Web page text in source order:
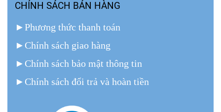
CHÍNH SÁCH BÁN HÀNG
►Phương thức thanh toán
► Chính sách giao hàng
► Chính sách bảo mật thông tin
► Chính sách đổi trả và hoàn tiền